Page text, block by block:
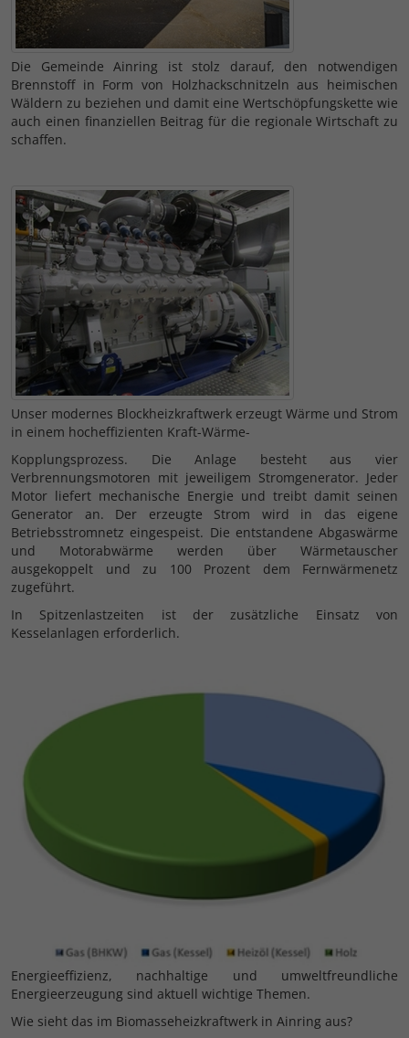
Die Gemeinde Ainring ist stolz darauf, den notwendigen
Brennstoff in Form von Holzhackschnitzeln aus heimischen
Wäldern zu beziehen und damit eine Wertschöpfungskette wie
auch einen finanziellen Beitrag für die regionale Wirtschaft zu
schaffen.
Unser modernes Blockheizkraftwerk erzeugt Wärme und Strom
in einem hocheffizienten Kraft-Wärme-
Kopplungsprozess. Die Anlage besteht aus vier
Verbrennungsmotoren mit jeweiligem Stromgenerator. Jeder
Motor liefert mechanische Energie und treibt damit seinen
Generator an. Der erzeugte Strom wird in das eigene
Betriebsstromnetz eingespeist. Die entstandene Abgaswärme
und Motorabwärme werden über Wärmetauscher
ausgekoppelt und zu 100 Prozent dem Fernwärmenetz
zugeführt.
In Spitzenlastzeiten ist der zusätzliche Einsatz von
Kesselanlagen erforderlich.
Energieeffizienz, nachhaltige und umweltfreundliche
Energieerzeugung sind aktuell wichtige Themen.
Wie sieht das im Biomasseheizkraftwerk in Ainring aus?